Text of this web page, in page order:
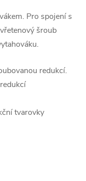
Pro spojení s
šroub
redukcí.
tvarovky